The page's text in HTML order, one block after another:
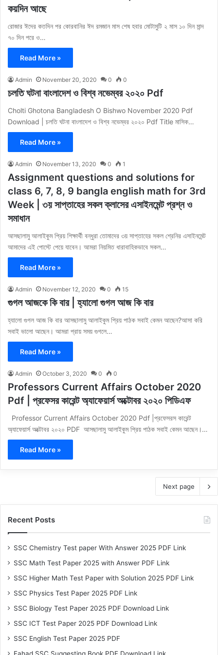
কয়দিন আছে
রোজার ঈদের কতদিন পর কোরবানির ঈদ রমজান মাস শেষ হবার মোটামুটি ২ মাস ১০ দিন মান্দ
৭০ দিন পরে ও…
Read More »
Admin November 20, 2020 0 0
চলতি ঘটনা বাংলাদেশ ও বিশ্ব নভেম্বর ২০২০ Pdf
Cholti Ghotona Bangladesh O Bishwo November 2020 Pdf
Download | চলতি ঘটনা বাংলাদেশ ও বিশ্ব নভেম্বর ২০২০ Pdf Title মাসিক…
Read More »
Admin November 13, 2020 0 1
Assignment questions and solutions for
class 6, 7, 8, 9 bangla english math for 3rd
Week | ৩য় সাপ্তাহের সকল ক্লাসের এসাইনমেন্ট প্রশ্ন ও
সমাধান
আসছালামু আলাইকুম প্রিয় শিক্ষার্থী বন্ধুরা তোমাদের ৩য় সাপ্তাহের সকল শ্রেনির এসাইনমেন্ট
আমাদের এই পোস্টে পেয়ে যাবেন। আমরা নিয়মিত ধারাবাহিকভাবে সকল…
Read More »
Admin November 12, 2020 0 15
গুগল আজকে কি বার | হ্যালো গুগল আজ কি বার
হ্যালো গুগল আজ কি বার আসছালামু আলাইকুম প্রিয় পাঠক সবাই কেমন আছেন?আসা করি
সবাই ভালো আছেন। আমরা প্রায় সময় গুগলে…
Read More »
Admin October 3, 2020 0 0
Professors Current Affairs October 2020
Pdf | প্রফেসর কারেন্ট অ্যাফেয়ার্স অক্টোবর ২০২০ পিডিএফ
Professor Current Affairs October 2020 Pdf |প্রফেসরস কারেন্ট
অ্যাফেয়ার্স অক্টোবর ২০২০ PDF আসছালামু আলাইকুম প্রিয় পাঠক সবাই কেমন আছেন।…
Read More »
Next page
Recent Posts
SSC Chemistry Test paper With Answer 2025 PDF Link
SSC Math Test Paper 2025 with Answer PDF Link
SSC Higher Math Test Paper with Solution 2025 PDF Link
SSC Physics Test Paper 2025 PDF Link
SSC Biology Test Paper 2025 PDF Download Link
SSC ICT Test Paper 2025 PDF Download Link
SSC English Test Paper 2025 PDF